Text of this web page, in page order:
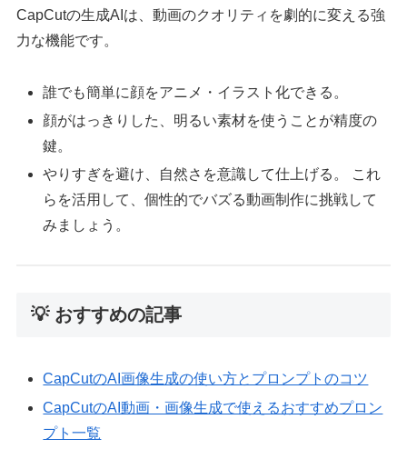
CapCutの生成AIは、動画のクオリティを劇的に変える強
力な機能です。
誰でも簡単に顔をアニメ・イラスト化できる。
顔がはっきりした、明るい素材を使うことが精度の
鍵。
やりすぎを避け、自然さを意識して仕上げる。 これ
らを活用して、個性的でバズる動画制作に挑戦して
みましょう。
💡 おすすめの記事
CapCutのAI画像生成の使い方とプロンプトのコツ
CapCutのAI動画・画像生成で使えるおすすめプロン
プト一覧